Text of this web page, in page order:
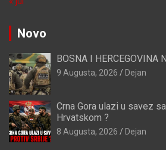
Novo
BOSNA I HERCEGOVINA
9 Augusta, 2026 Dejan
Crna Gora ulazi u savez
Hrvatskom ?
8 Augusta, 2026 Dejan